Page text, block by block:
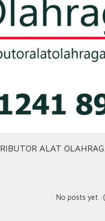
ALAT
No posts yet :(